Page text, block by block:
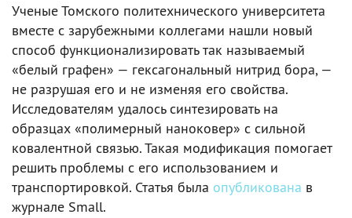
Ученые Томского политехнического университета
вместе с зарубежными коллегами нашли новый
способ функционализировать так называемый
«белый графен» — гексагональный нитрид бора, —
не разрушая его и не изменяя его свойства.
Исследователям удалось синтезировать на
образцах «полимерный наноковер» с сильной
ковалентной связью. Такая модификация помогает
решить проблемы с его использованием и
транспортировкой. Статья была опубликована в
журнале Small.